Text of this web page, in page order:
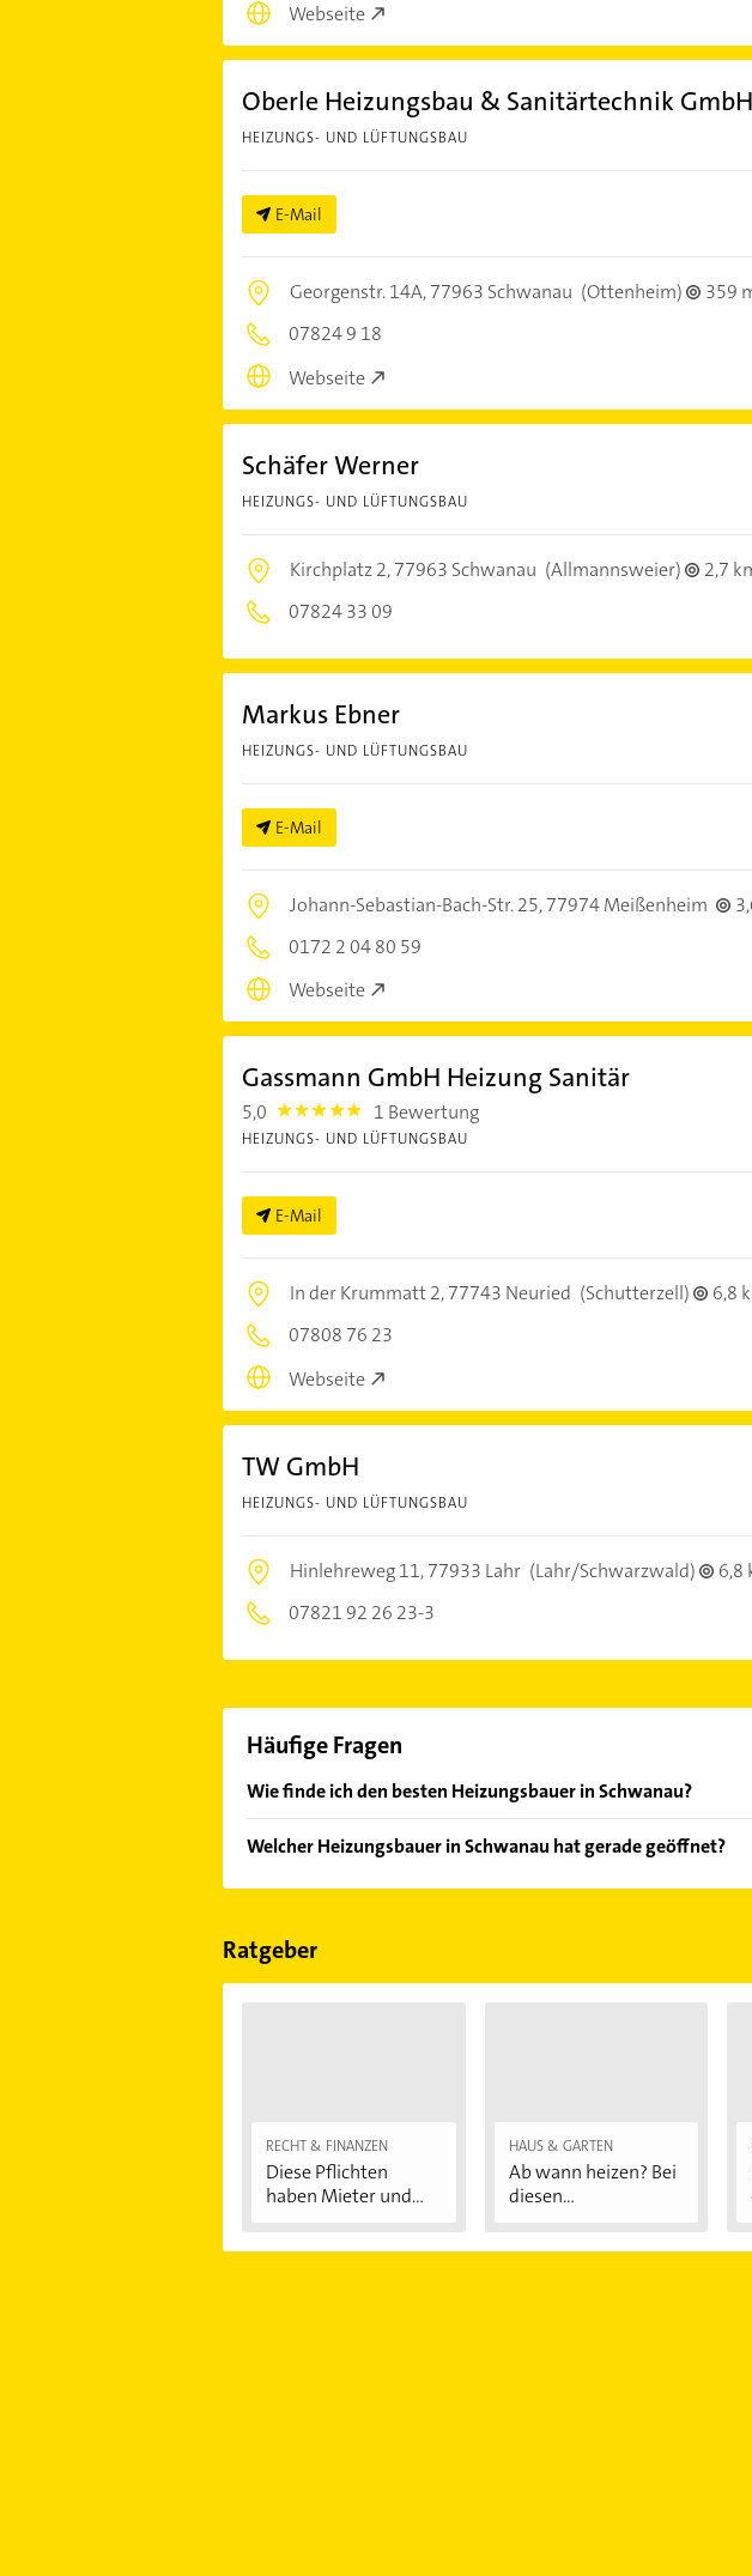
Webseite
Oberle Heizungsbau & Sanitärtechnik GmbH
HEIZUNGS- UND LÜFTUNGSBAU
E-Mail
Georgenstr. 14A,77963 Schwanau (Ottenheim)
359
07824 9 18
Webseite
Schäfer Werner
HEIZUNGS- UND LÜFTUNGSBAU
Kirchplatz 2,77963 Schwanau (Allmannsweier)
2,7
07824 33 09
Markus Ebner
HEIZUNGS- UND LÜFTUNGSBAU
E-Mail
Johann-Sebastian-Bach-Str. 25,77974 Meißenheim
0172 2 04 80 59
Webseite
Gassmann GmbH Heizung Sanitär
5,0 5.0 1 Bewertung
HEIZUNGS- UND LÜFTUNGSBAU
E-Mail
In der Krummatt 2,77743 Neuried (Schutterzell)
6,8
07808 76 23
Webseite
TW GmbH
HEIZUNGS- UND LÜFTUNGSBAU
Hinlehreweg 11,77933 Lahr (Lahr/Schwarzwald)
6,8
07821 92 26 23-3
Häufige Fragen
Wie finde ich den besten Heizungsbauer in Schwanau?
von den Empfehlungen. Die Suchergebnisse können Sie sich
Bewertungensortiert anzeigen lassen.
Welcher Heizungsbauer in Schwanau hat gerade geöffnet?
Im Anbieter-Bereich finden Sie alleÖffnungszeiten. Bitte
Ratgeber
RECHT & FINANZEN
Diese Pflichten
haben Mieter und...
HAUS & GARTEN
Ab wann heizen? Bei
diesen